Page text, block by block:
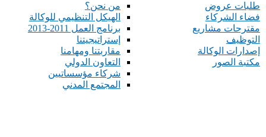
من نحن؟
الهيكل التنظيمي للوكالة
برنامج العمل 2011-2013
إستراتيجيتنا
مقاربتنا ومهامنا
التعاون الدولي
شركاء مؤسساتيين
المجتمع المدني
طلبات عروض
فضاء الشركاء
مقترحات مشاريع
التوظيف
إصدارات الوكالة
مكتبة الصور